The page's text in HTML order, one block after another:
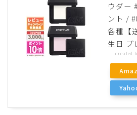
ウダー
ント /
各種【
生日 プ
created